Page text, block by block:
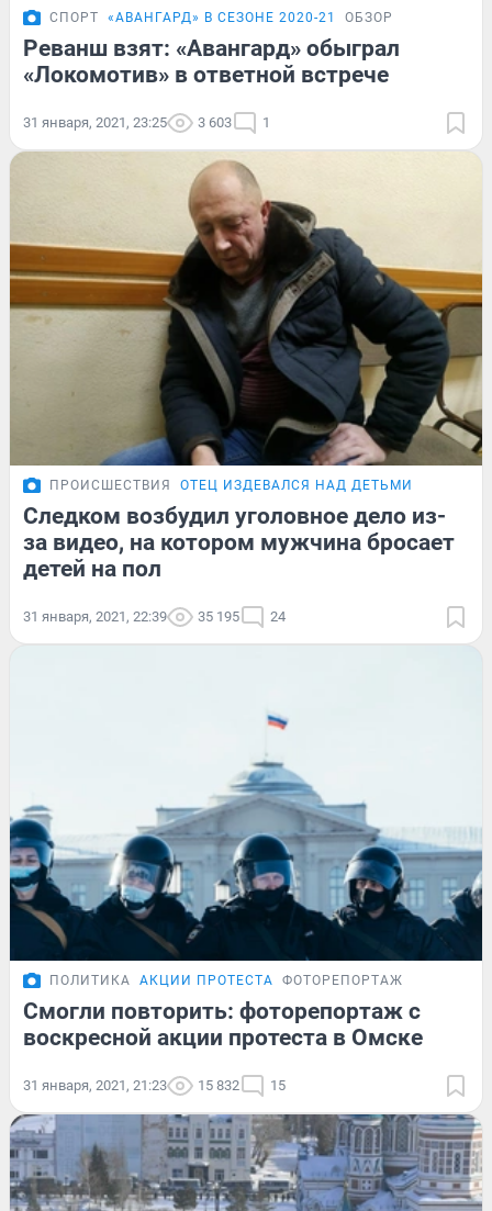
СПОРТ «АВАНГАРД» В СЕЗОНЕ 2020-21 ОБЗОР
Реванш взят: «Авангард» обыграл
«Локомотив» в ответной встрече
31 января, 2021, 23:25 3 603 1
ПРОИСШЕСТВИЯ ОТЕЦ ИЗДЕВАЛСЯ НАД ДЕТЬМИ
Следком возбудил уголовное дело из-
за видео, на котором мужчина бросает
детей на пол
31 января, 2021, 22:39 35 195 24
ПОЛИТИКА АКЦИИ ПРОТЕСТА ФОТОРЕПОРТАЖ
Смогли повторить: фоторепортаж с
воскресной акции протеста в Омске
31 января, 2021, 21:23 15 832 15